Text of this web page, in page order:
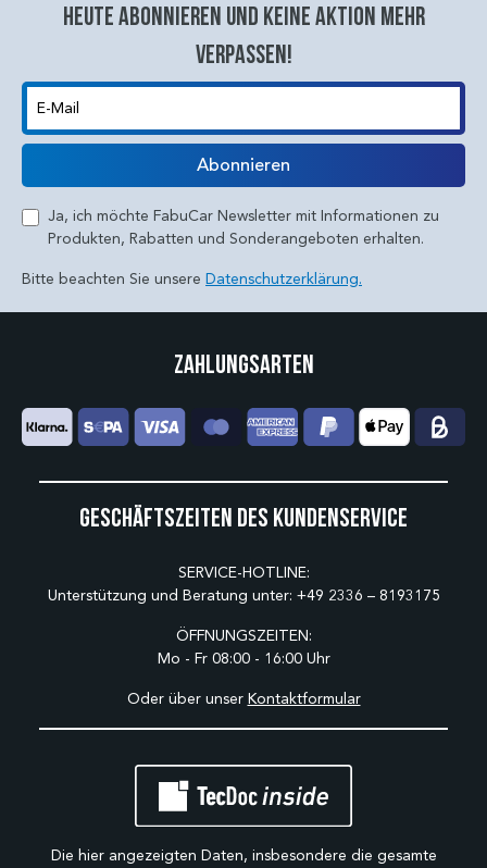
Heute abonnieren und keine aktion mehr
verpassen!
E-Mail
Abonnieren
Ja, ich möchte FabuCar Newsletter mit Informationen zu
Produkten, Rabatten und Sonderangeboten erhalten.
Bitte beachten Sie unsere Datenschutzerklärung.
Geschäftszeiten des Kundenservice
SERVICE-HOTLINE:
Unterstützung und Beratung unter: +49 2336 – 8193175
ÖFFNUNGSZEITEN:
Mo - Fr 08:00 - 16:00 Uhr
Oder über unser Kontaktformular
Zahlungsarten
Die hier angezeigten Daten, insbesondere die gesamte